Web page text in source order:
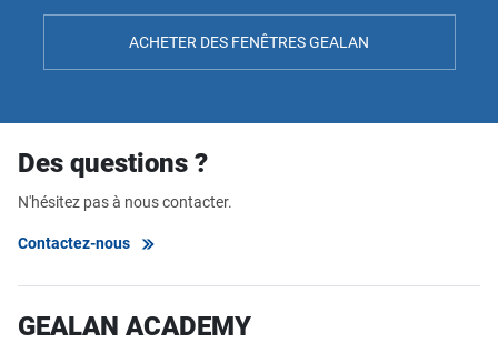
ACHETER DES FENÊTRES GEALAN
Des questions ?
N'hésitez pas à nous contacter.
Contactez-nous
GEALAN ACADEMY